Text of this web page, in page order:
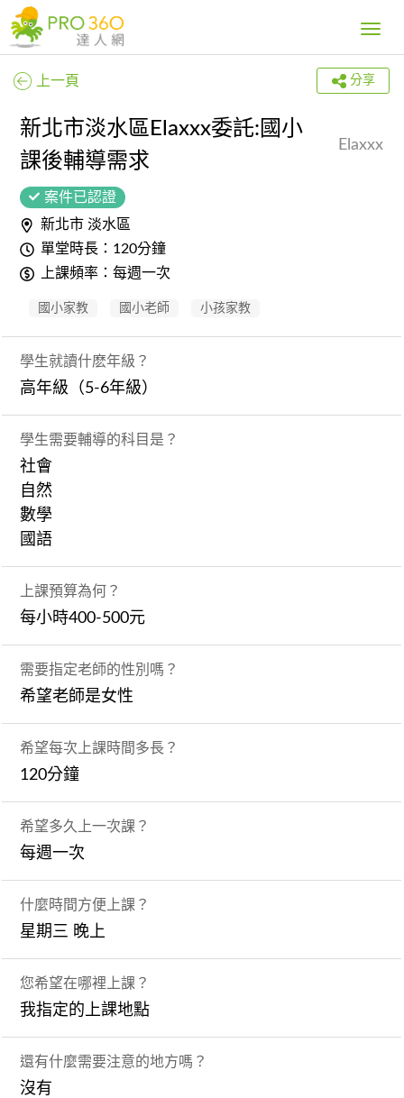
Toggle
上一頁 分享
新北市淡水區Elaxxx委託:國小
課後輔導需求
Elaxxx
案件已認證
新北市 淡水區
單堂時長：120分鐘
上課頻率：每週一次
國小家教 國小老師 小孩家教
學生就讀什麽年級？
高年級（5-6年級）
學生需要輔導的科目是？
社會
自然
數學
國語
上課預算為何？
每小時400-500元
需要指定老師的性別嗎？
希望老師是女性
希望每次上課時間多長？
120分鐘
希望多久上一次課？
每週一次
什麼時間方便上課？
星期三 晚上
您希望在哪裡上課？
我指定的上課地點
還有什麼需要注意的地方嗎？
沒有